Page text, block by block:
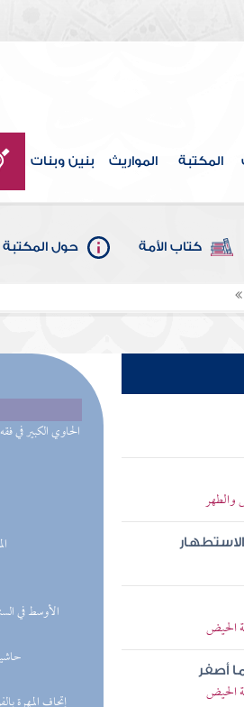
المكتبة المواريث بنين وبنات
كتاب الأمة حول المكتبة
(8) الحاوي الكبير
(2) الأوسط في
(2)
والطهر
الحيض
أصفر
الحيض